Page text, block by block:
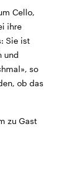
August,
Montag
Cello,
ihre
Sie ist
und
so
ob das
zu Gast